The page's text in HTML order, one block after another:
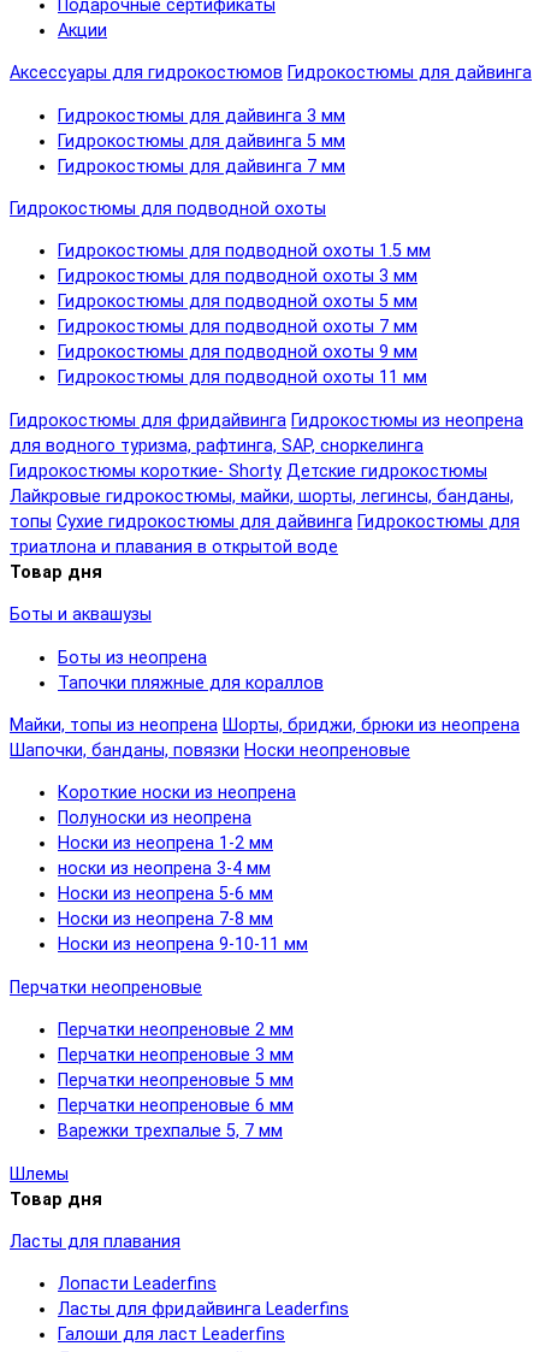
Подарочные сертификаты
Акции
Аксессуары для гидрокостюмов Гидрокостюмы для дайвинга
Гидрокостюмы для дайвинга 3 мм
Гидрокостюмы для дайвинга 5 мм
Гидрокостюмы для дайвинга 7 мм
Гидрокостюмы для подводной охоты
Гидрокостюмы для подводной охоты 1.5 мм
Гидрокостюмы для подводной охоты 3 мм
Гидрокостюмы для подводной охоты 5 мм
Гидрокостюмы для подводной охоты 7 мм
Гидрокостюмы для подводной охоты 9 мм
Гидрокостюмы для подводной охоты 11 мм
Гидрокостюмы для фридайвинга Гидрокостюмы из неопрена
для водного туризма, рафтинга, SAP, сноркелинга
Гидрокостюмы короткие- Shorty Детские гидрокостюмы
Лайкровые гидрокостюмы, майки, шорты, легинсы, банданы,
топы Сухие гидрокостюмы для дайвинга Гидрокостюмы для
триатлона и плавания в открытой воде
Товар дня
Боты и аквашузы
Боты из неопрена
Тапочки пляжные для кораллов
Майки, топы из неопрена Шорты, бриджи, брюки из неопрена
Шапочки, банданы, повязки Носки неопреновые
Короткие носки из неопрена
Полуноски из неопрена
Носки из неопрена 1-2 мм
носки из неопрена 3-4 мм
Носки из неопрена 5-6 мм
Носки из неопрена 7-8 мм
Носки из неопрена 9-10-11 мм
Перчатки неопреновые
Перчатки неопреновые 2 мм
Перчатки неопреновые 3 мм
Перчатки неопреновые 5 мм
Перчатки неопреновые 6 мм
Варежки трехпалые 5, 7 мм
Шлемы
Товар дня
Ласты для плавания
Лопасти Leaderfins
Ласты для фридайвинга Leaderfins
Галоши для ласт Leaderfins